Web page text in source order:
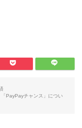
PayPayチャンス」につい